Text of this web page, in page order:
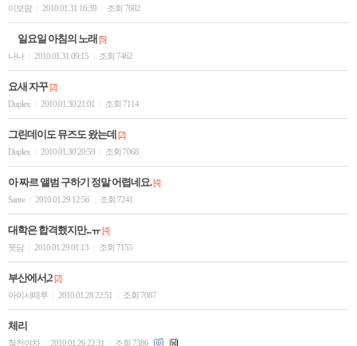
이보람
2010.01.31 16:39 조회 7602
일요일 아침의 노래 [5]
나나
2010.01.31 09:15 조회 7462
요새 자꾸[2]
Duplex
2010.01.30 21:01 조회 7114
그린데이도 뮤즈도 왔는데 [2]
Duplex
2010.01.30 20:59 조회 7068
아 짜르 앨범 구하기 정말 어렵네요.[4]
Sartre
2010.01.29 12:56 조회 7241
대학은 합격했지만...ㅠ[4]
뭇담
2010.01.29 01:13 조회 7155
부산에서,2[2]
아이시떼루
2010.01.28 22:51 조회 7087
체리
철천야차 2010.01.26 22:31 조회 7386